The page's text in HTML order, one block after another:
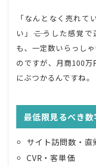
「なんとなく売れ
い」――こうした感覚
も、一定数いらっし
のですが、月商100
にぶつかるんですね。
最低限見るべき数
サイト訪問数・直
CVR・客単価